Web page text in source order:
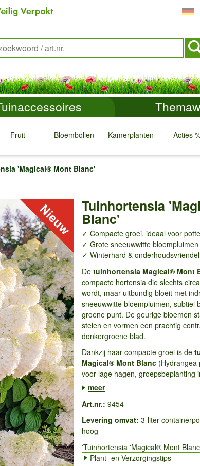
Fruit Bloembollen
↓
Kamerplanten
↓
Acties
↓
'Magical® Mont Blanc'
Tuinhortensia
Blanc'
✓ Compacte groei, ideaal voor
✓ Grote sneeuwwitte bloempluimen
✓ Winterhard &
De tuinhortensia Magical® Mont
compacte hortensia die slechts
wordt, maar uitbundig bloeit met
sneeuwwitte bloempluimen, subtiel
groene punt. De geurige bloemen
stelen en vormen een prachtig
donkergroene blad.
Dankzij haar compacte groei is de
Magical® Mont Blanc(Hydrangea
voor lage hagen, groepsbeplanting
meer
Art.nr.: 9454
Levering omvat: 3-liter
hoog
'Tuinhortensia 'Magical® Mont
Plant- en Verzorgingstips